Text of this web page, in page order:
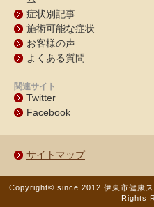
症状別記事
施術可能な症状
お客様の声
よくある質問
関連サイト
Twitter
Facebook
サイトマップ
Copyright© since 2012 伊東市健康ス
Rights